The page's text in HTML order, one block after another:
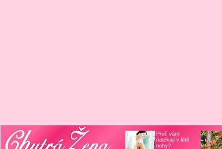
Proč vám
natékají v létě
nohy?